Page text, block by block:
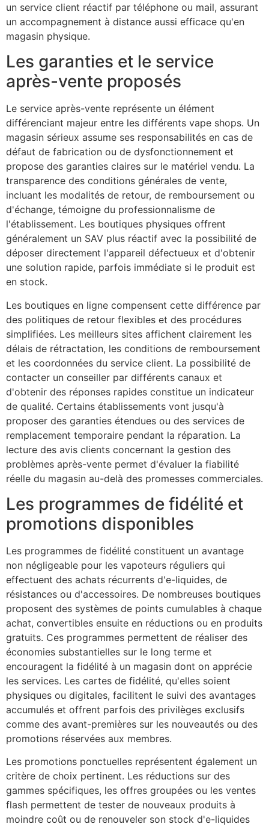
un service client réactif par téléphone ou mail, assurant
un accompagnement à distance aussi efficace qu'en
magasin physique.
Les garanties et le service
après-vente proposés
Le service après-vente représente un élément
différenciant majeur entre les différents vape shops. Un
magasin sérieux assume ses responsabilités en cas de
défaut de fabrication ou de dysfonctionnement et
propose des garanties claires sur le matériel vendu. La
transparence des conditions générales de vente,
incluant les modalités de retour, de remboursement ou
d'échange, témoigne du professionnalisme de
l'établissement. Les boutiques physiques offrent
généralement un SAV plus réactif avec la possibilité de
déposer directement l'appareil défectueux et d'obtenir
une solution rapide, parfois immédiate si le produit est
en stock.
Les boutiques en ligne compensent cette différence par
des politiques de retour flexibles et des procédures
simplifiées. Les meilleurs sites affichent clairement les
délais de rétractation, les conditions de remboursement
et les coordonnées du service client. La possibilité de
contacter un conseiller par différents canaux et
d'obtenir des réponses rapides constitue un indicateur
de qualité. Certains établissements vont jusqu'à
proposer des garanties étendues ou des services de
remplacement temporaire pendant la réparation. La
lecture des avis clients concernant la gestion des
problèmes après-vente permet d'évaluer la fiabilité
réelle du magasin au-delà des promesses commerciales.
Les programmes de fidélité et
promotions disponibles
Les programmes de fidélité constituent un avantage
non négligeable pour les vapoteurs réguliers qui
effectuent des achats récurrents d'e-liquides, de
résistances ou d'accessoires. De nombreuses boutiques
proposent des systèmes de points cumulables à chaque
achat, convertibles ensuite en réductions ou en produits
gratuits. Ces programmes permettent de réaliser des
économies substantielles sur le long terme et
encouragent la fidélité à un magasin dont on apprécie
les services. Les cartes de fidélité, qu'elles soient
physiques ou digitales, facilitent le suivi des avantages
accumulés et offrent parfois des privilèges exclusifs
comme des avant-premières sur les nouveautés ou des
promotions réservées aux membres.
Les promotions ponctuelles représentent également un
critère de choix pertinent. Les réductions sur des
gammes spécifiques, les offres groupées ou les ventes
flash permettent de tester de nouveaux produits à
moindre coût ou de renouveler son stock d'e-liquides